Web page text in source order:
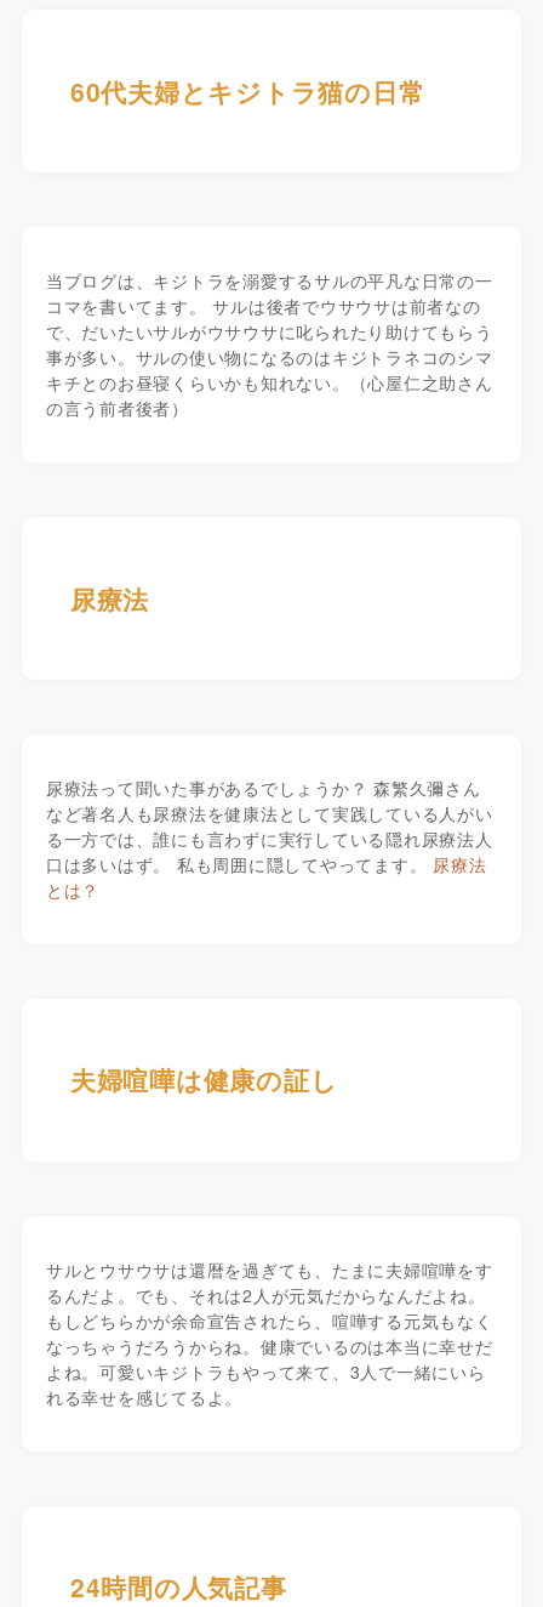
60代夫婦とキジトラ猫の日常
当ブログは、キジトラを溺愛するサルの平凡な日常の一
コマを書いてます。 サルは後者でウサウサは前者なの
で、だいたいサルがウサウサに叱られたり助けてもらう
事が多い。サルの使い物になるのはキジトラネコのシマ
キチとのお昼寝くらいかも知れない。（心屋仁之助さん
の言う前者後者）
尿療法
尿療法って聞いた事があるでしょうか？ 森繁久彌さん
など著名人も尿療法を健康法として実践している人がい
る一方では、誰にも言わずに実行している隠れ尿療法人
口は多いはず。 私も周囲に隠してやってます。 尿療法
とは？
夫婦喧嘩は健康の証し
サルとウサウサは還暦を過ぎても、たまに夫婦喧嘩をす
るんだよ。でも、それは2人が元気だからなんだよね。
もしどちらかが余命宣告されたら、喧嘩する元気もなく
なっちゃうだろうからね。健康でいるのは本当に幸せだ
よね。可愛いキジトラもやって来て、3人で一緒にいら
れる幸せを感じてるよ。
24時間の人気記事